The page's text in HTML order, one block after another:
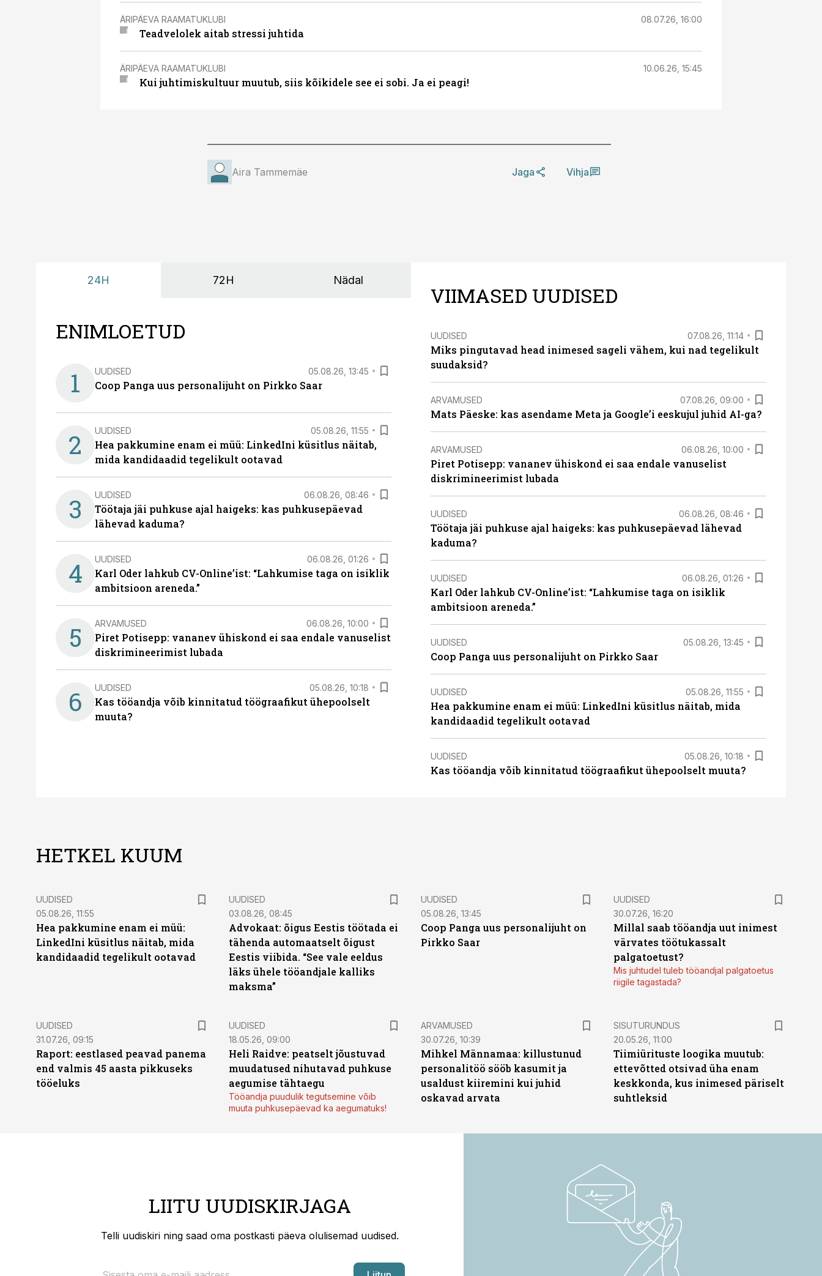
ÄRIPÄEVA RAAMATUKLUBI 08.07.26, 16:00
Teadvelolek aitab stressi juhtida
ÄRIPÄEVA RAAMATUKLUBI 10.06.26, 15:45
Kui juhtimiskultuur muutub, siis kõikidele see ei sobi. Ja ei peagi!
Aira Tammemäe Jaga Vihja
24H 72H Nädal
ENIMLOETUD
1 UUDISED 05.08.26, 13:45
Coop Panga uus personalijuht on Pirkko Saar
2 UUDISED 05.08.26, 11:55
Hea pakkumine enam ei müü: LinkedIni küsitlus näitab,
mida kandidaadid tegelikult ootavad
3 UUDISED 06.08.26, 08:46
Töötaja jäi puhkuse ajal haigeks: kas puhkusepäevad
lähevad kaduma?
4 UUDISED 06.08.26, 01:26
Karl Oder lahkub CV-Online’ist: “Lahkumise taga on isiklik
ambitsioon areneda.”
5 ARVAMUSED 06.08.26, 10:00
Piret Potisepp: vananev ühiskond ei saa endale vanuselist
diskrimineerimist lubada
6 UUDISED 05.08.26, 10:18
Kas tööandja võib kinnitatud töögraafikut ühepoolselt
muuta?
VIIMASED UUDISED
UUDISED 07.08.26, 11:14
Miks pingutavad head inimesed sageli vähem, kui nad tegelikult
suudaksid?
ARVAMUSED 07.08.26, 09:00
Mats Päeske: kas asendame Meta ja Google’i eeskujul juhid AI-ga?
ARVAMUSED 06.08.26, 10:00
Piret Potisepp: vananev ühiskond ei saa endale vanuselist
diskrimineerimist lubada
UUDISED 06.08.26, 08:46
Töötaja jäi puhkuse ajal haigeks: kas puhkusepäevad lähevad
kaduma?
UUDISED 06.08.26, 01:26
Karl Oder lahkub CV-Online’ist: “Lahkumise taga on isiklik
ambitsioon areneda.”
UUDISED 05.08.26, 13:45
Coop Panga uus personalijuht on Pirkko Saar
UUDISED 05.08.26, 11:55
Hea pakkumine enam ei müü: LinkedIni küsitlus näitab, mida
kandidaadid tegelikult ootavad
UUDISED 05.08.26, 10:18
Kas tööandja võib kinnitatud töögraafikut ühepoolselt muuta?
HETKEL KUUM
UUDISED
05.08.26, 11:55
Hea pakkumine enam ei müü:
LinkedIni küsitlus näitab, mida
kandidaadid tegelikult ootavad
UUDISED
03.08.26, 08:45
Advokaat: õigus Eestis töötada ei
tähenda automaatselt õigust
Eestis viibida. “See vale eeldus
läks ühele tööandjale kalliks
maksma”
UUDISED
05.08.26, 13:45
Coop Panga uus personalijuht on
Pirkko Saar
UUDISED
30.07.26, 16:20
Millal saab tööandja uut inimest
värvates töötukassalt
palgatoetust?
Mis juhtudel tuleb tööandjal palgatoetus
riigile tagastada?
UUDISED
31.07.26, 09:15
Raport: eestlased peavad panema
end valmis 45 aasta pikkuseks
tööeluks
UUDISED
18.05.26, 09:00
Heli Raidve: peatselt jõustuvad
muudatused nihutavad puhkuse
aegumise tähtaegu
Tööandja puudulik tegutsemine võib
muuta puhkusepäevad ka aegumatuks!
ARVAMUSED
30.07.26, 10:39
Mihkel Männamaa: killustunud
personalitöö sööb kasumit ja
usaldust kiiremini kui juhid
oskavad arvata
ST
SISUTURUNDUS
20.05.26, 11:00
Tiimiürituste loogika muutub:
ettevõtted otsivad üha enam
keskkonda, kus inimesed päriselt
suhtleksid
LIITU UUDISKIRJAGA
Telli uudiskiri ning saad oma postkasti päeva olulisemad uudised.